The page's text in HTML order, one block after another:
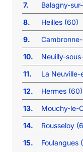
7.
Balagny-
8.
Heilles (60)
9.
10.
Neuilly-
11.
La
12.
Hermes (60)
13.
Mouchy-le-
14.
Rousseloy
15.
Foulangues